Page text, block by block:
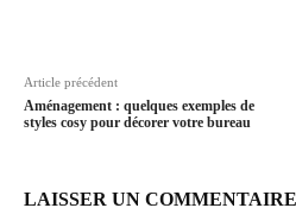
Article précédent
Aménagement : quelques exemples de
styles cosy pour décorer votre bureau
LAISSER UN COMMENTAIRE